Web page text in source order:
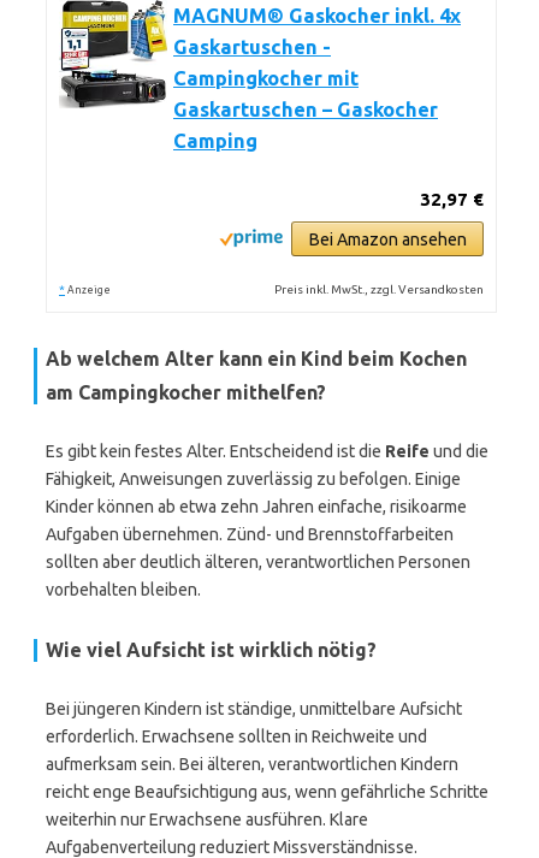
MAGNUM® Gaskocher inkl. 4x
Gaskartuschen -
Campingkocher mit
Gaskartuschen – Gaskocher
Camping
32,97 €
Bei Amazon ansehen
* Anzeige Preis inkl. MwSt., zzgl. Versandkosten
Ab welchem Alter kann ein Kind beim Kochen
am Campingkocher mithelfen?
Es gibt kein festes Alter. Entscheidend ist die Reife und die
Fähigkeit, Anweisungen zuverlässig zu befolgen. Einige
Kinder können ab etwa zehn Jahren einfache, risikoarme
Aufgaben übernehmen. Zünd- und Brennstoffarbeiten
sollten aber deutlich älteren, verantwortlichen Personen
vorbehalten bleiben.
Wie viel Aufsicht ist wirklich nötig?
Bei jüngeren Kindern ist ständige, unmittelbare Aufsicht
erforderlich. Erwachsene sollten in Reichweite und
aufmerksam sein. Bei älteren, verantwortlichen Kindern
reicht enge Beaufsichtigung aus, wenn gefährliche Schritte
weiterhin nur Erwachsene ausführen. Klare
Aufgabenverteilung reduziert Missverständnisse.